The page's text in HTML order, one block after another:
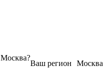
Москва
Ваш регион
Москва?